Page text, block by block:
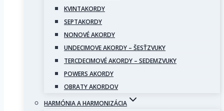
KVINTAKORDY
SEPTAKORDY
NONOVÉ AKORDY
UNDECIMOVE AKORDY – ŠESŤZVUKY
TERCDECIMOVÉ AKORDY – SEDEMZVUKY
POWERS AKORDY
OBRATY AKORDOV
HARMÓNIA A HARMONIZÁCIA